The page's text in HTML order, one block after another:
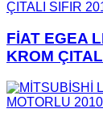
FİAT EGEA
KROM